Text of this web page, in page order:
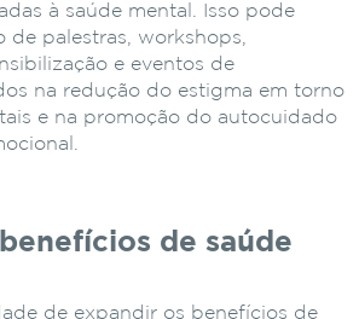
à saúde mental. Isso pode
de palestras, workshops,
e eventos de
na redução do estigma em torno
e na promoção do autocuidado
de saúde
de expandir os benefícios de